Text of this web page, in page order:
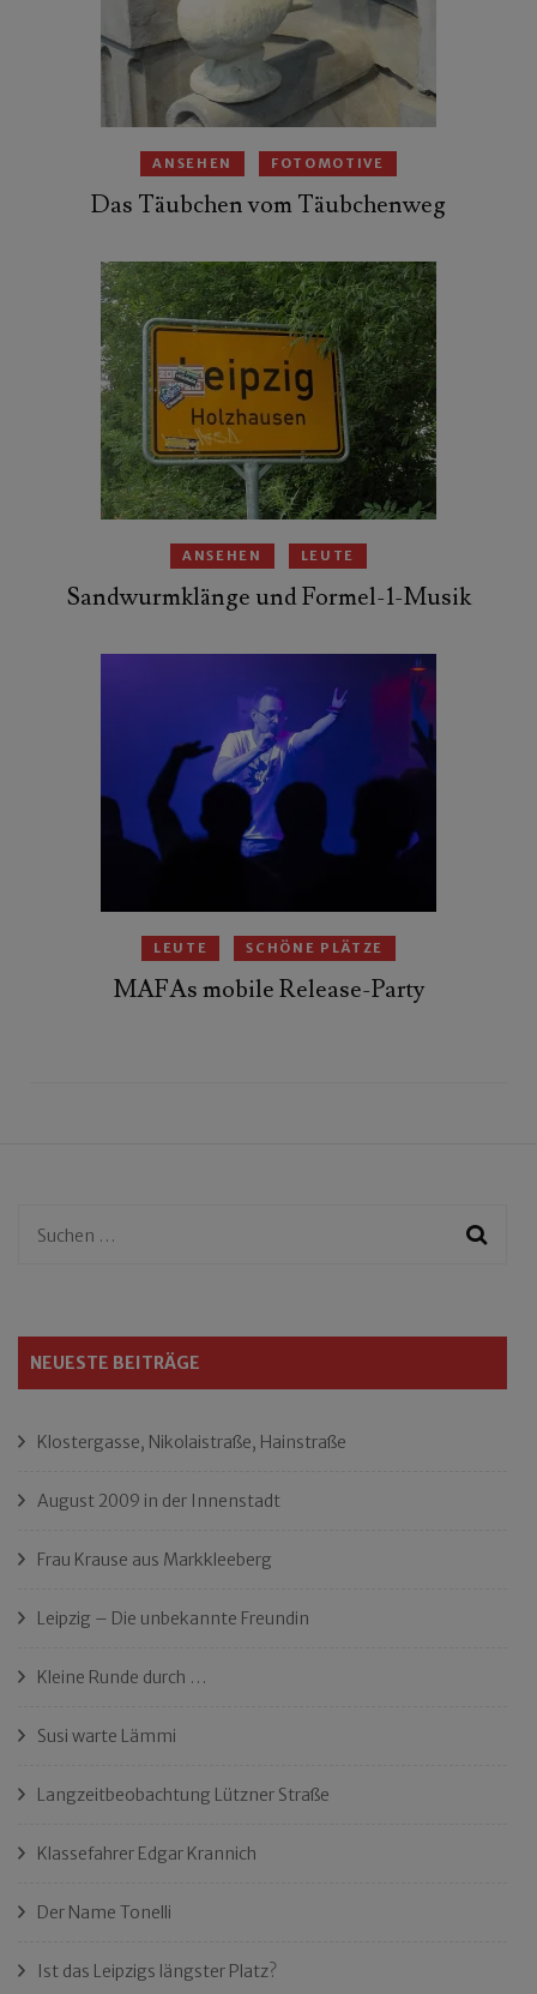
ANSEHEN FOTOMOTIVE
Das Täubchen vom Täubchenweg
ANSEHEN LEUTE
Sandwurmklänge und Formel-1-Musik
LEUTE SCHÖNE PLÄTZE
MAFAs mobile Release-Party
Suchen
NEUESTE BEITRÄGE
Klostergasse, Nikolaistraße, Hainstraße
August 2009 in der Innenstadt
Frau Krause aus Markkleeberg
Leipzig – Die unbekannte Freundin
Kleine Runde durch …
Susi warte Lämmi
Langzeitbeobachtung Lützner Straße
Klassefahrer Edgar Krannich
Der Name Tonelli
Ist das Leipzigs längster Platz?